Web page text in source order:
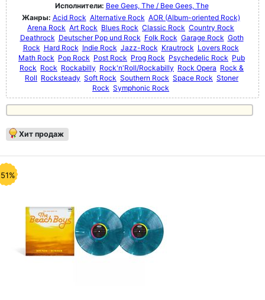
Исполнители: Bee Gees, The / Bee Gees, The
Жанры: Acid Rock Alternative Rock AOR (Album-oriented Rock)
Arena Rock Art Rock Blues Rock Classic Rock Country Rock
Deathrock Deutscher Pop und Rock Folk Rock Garage Rock Goth
Rock Hard Rock Indie Rock Jazz-Rock Krautrock Lovers Rock
Math Rock Pop Rock Post Rock Prog Rock Psychedelic Rock Pub
Rock Rock Rockabilly Rock'n'Roll/Rockabilly Rock Opera Rock &
Roll Rocksteady Soft Rock Southern Rock Space Rock Stoner
Rock Symphonic Rock
Хит продаж